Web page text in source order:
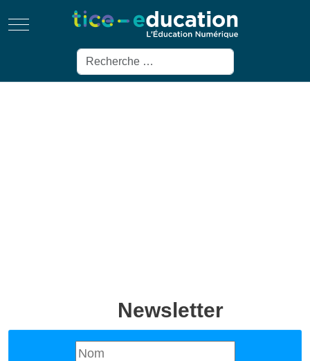
Mobile Menu Toggle
Rechercher
Newsletter